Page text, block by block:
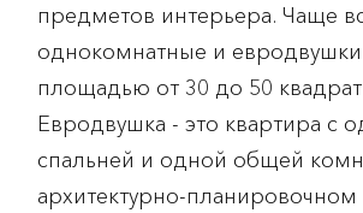
предметов интерьера. Чаще
однокомнатные и
площадью от 30 до 50
Евродвушка - это квартира с
спальней и одной общей
архитектурно-планировочном